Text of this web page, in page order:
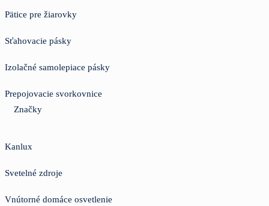
Pätice pre žiarovky
Sťahovacie pásky
Izolačné samolepiace pásky
Prepojovacie svorkovnice
Značky
Kanlux
Svetelné zdroje
Vnútorné domáce osvetlenie